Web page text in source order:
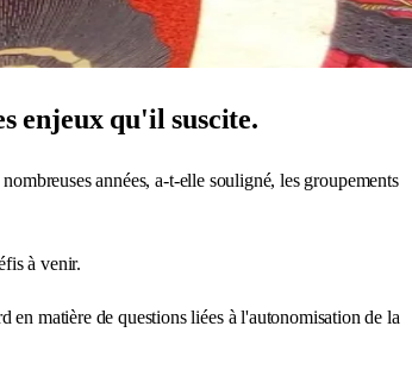
enjeux qu'il suscite.
années, a-t-elle souligné, les groupements
à venir.
matière de questions liées à l'autonomisation de la